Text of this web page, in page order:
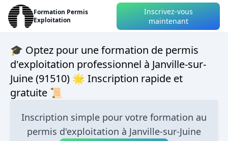
Formation Permis
Exploitation
Inscrivez-vous
maintenant
🎓 Optez pour une formation de permis
d'exploitation professionnel à Janville-sur-
Juine (91510) 🌟 Inscription rapide et
gratuite 📜
Inscription simple pour votre formation au
permis d'exploitation à Janville-sur-Juine